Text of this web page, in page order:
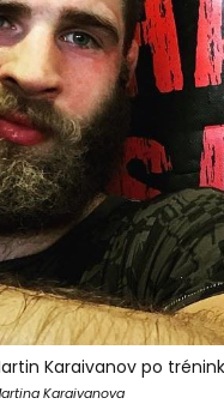
Karaivanov po
Karaivanova